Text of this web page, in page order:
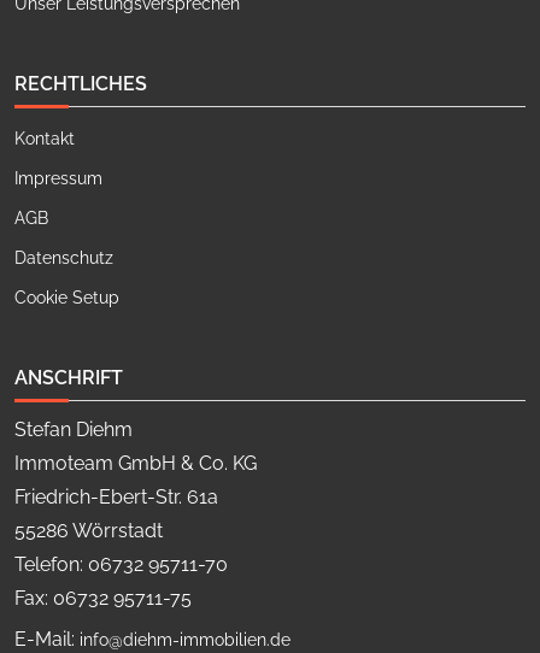
Unser Leistungsversprechen
RECHTLICHES
Kontakt
Impressum
AGB
Datenschutz
Cookie Setup
ANSCHRIFT
Stefan Diehm
Immoteam GmbH & Co. KG
Friedrich-Ebert-Str. 61a
55286 Wörrstadt
Telefon: 06732 95711-70
Fax: 06732 95711-75
E-Mail: info@diehm-immobilien.de